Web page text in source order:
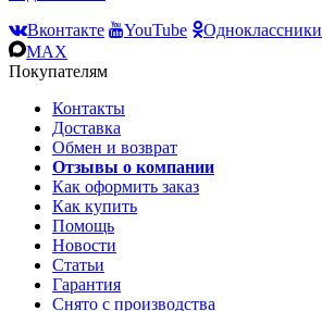
Вконтакте
YouTube Одноклассники
MAX
Покупателям
Контакты
Доставка
Обмен и возврат
Отзывы о компании
Как оформить заказ
Как купить
Помощь
Новости
Статьи
Гарантия
Снято с производства